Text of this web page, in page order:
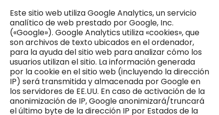
Este sitio web utiliza Google Analytics, un servicio
analítico de web prestado por Google, Inc.
(«Google»). Google Analytics utiliza «cookies», que
son archivos de texto ubicados en el ordenador,
para la ayuda del sitio web para analizar cómo los
usuarios utilizan el sitio. La información generada
por la cookie en el sitio web (incluyendo la dirección
IP) será transmitida y almacenada por Google en
los servidores de EE.UU. En caso de activación de la
anonimización de IP, Google anonimizará/truncará
el último byte de la dirección IP por Estados de la